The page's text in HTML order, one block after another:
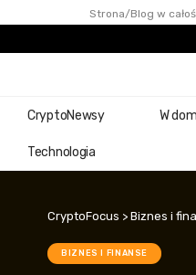
Strona/Blog w
CryptoNewsy W
Technologia
CryptoFocus > Biznes i
BIZNES I FINANSE